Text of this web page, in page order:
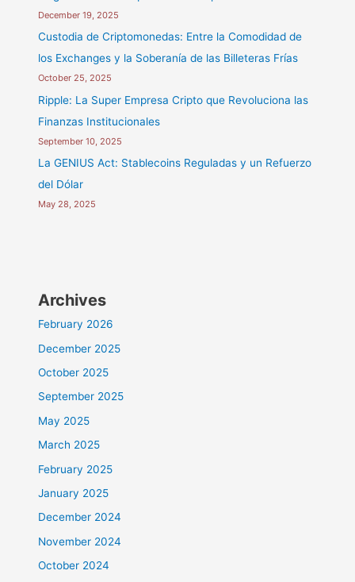
December 19, 2025
Custodia de Criptomonedas: Entre la Comodidad de
los Exchanges y la Soberanía de las Billeteras Frías
October 25, 2025
Ripple: La Super Empresa Cripto que Revoluciona las
Finanzas Institucionales
September 10, 2025
La GENIUS Act: Stablecoins Reguladas y un Refuerzo
del Dólar
May 28, 2025
Archives
February 2026
December 2025
October 2025
September 2025
May 2025
March 2025
February 2025
January 2025
December 2024
November 2024
October 2024